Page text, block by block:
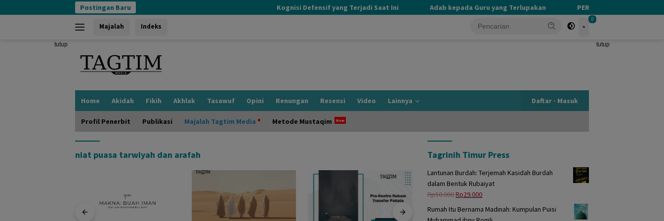
ke
Postingan Baru Kognisi Defensif yang Terjadi Saat Ini Adab kepada Guru yang Terlupakan PERBEDAAN KHALIK DAN
Majalah Indeks
0
tutup tutup
Home Akidah Fikih Akhlak Tasawuf Opini Renungan Resensi Video Lainnya Daftar - Masuk
Profil Penerbit Publikasi Majalah Tagtim Media Metode Mustaqim
niat puasa tarwiyah dan arafah Tagrinih Timur Press
Lantunan Burdah: Terjemah Kasidah Burdah
dalam Bentuk Rubaiyat
Rp50.000Harga
adalah:
Rp29.000Harga
Rumah Itu Bernama Madinah: Kumpulan Puisi